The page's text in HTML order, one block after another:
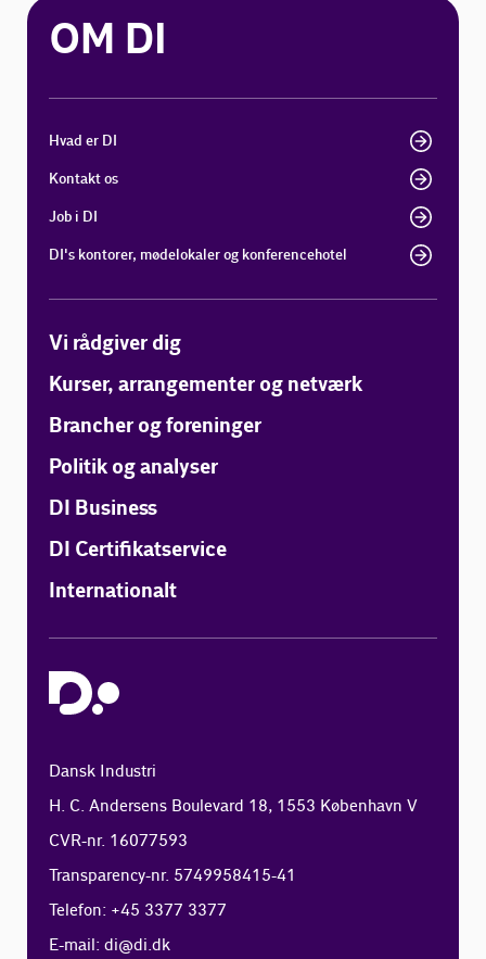
OM DI
Hvad er DI
Kontakt os
Job i DI
DI's kontorer, mødelokaler og konferencehotel
Vi rådgiver dig
Kurser, arrangementer og netværk
Brancher og foreninger
Politik og analyser
DI Business
DI Certifikatservice
Internationalt
Dansk Industri
H. C. Andersens Boulevard 18, 1553 København V
CVR-nr. 16077593
Transparency-nr. 5749958415-41
Telefon: +45 3377 3377
E-mail:di@di.dk